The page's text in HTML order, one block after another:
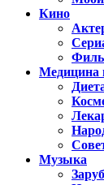
Кино
Медицина
Музыка